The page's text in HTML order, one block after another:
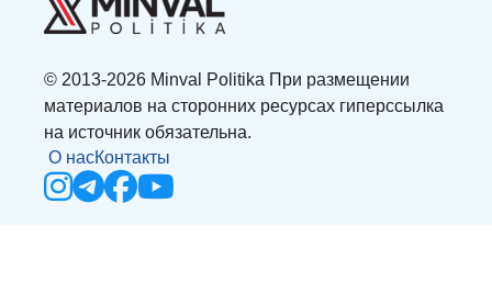
© 2013-2026 Minval Politika При размещении
материалов на сторонних ресурсах гиперссылка
на источник обязательна.
О насКонтакты